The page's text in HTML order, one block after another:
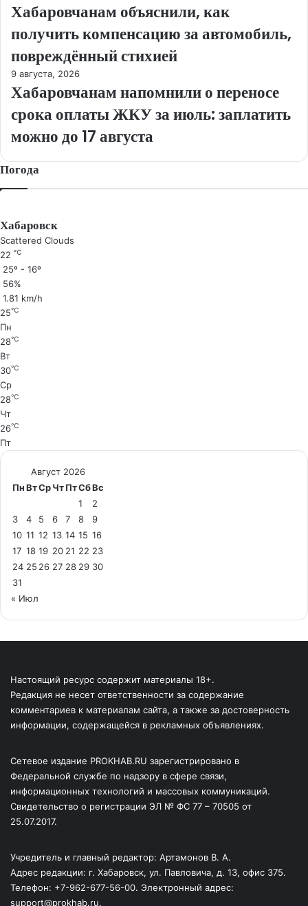
Хабаровчанам объяснили, как
получить компенсацию за автомобиль,
повреждённый стихией
9 августа, 2026
Хабаровчанам напомнили о переносе
срока оплаты ЖКУ за июль: заплатить
можно до 17 августа
Погода
Хабаровск
Scattered Clouds
22 ℃
25º - 16º
56%
1.81 km/h
25℃
Пн
28℃
Вт
30℃
Ср
28℃
Чт
26℃
Пт
Август 2026
ПнВтСрЧтПтСбВс
1
2
3
4 5 6 7 8
9
10 11 12 13 14 15 16
17 18 19 20 21 22 23
24 25 26 27 28 29 30
31
« Июл
Настоящий ресурс содержит материалы 18+.
Редакция не несет ответственности за содержание
комментариев к материалам сайта, а также за достоверность
информации, содержащейся в рекламных объявлениях.
Сетевое издание PROKHAB.RU зарегистрировано в
Федеральной службе по надзору в сфере связи,
информационных технологий и массовых коммуникаций.
Свидетельство о регистрации ЭЛ № ФС 77 – 70505 от
25.07.2017.
Учредитель и главный редактор: Артамонов В. А.
Адрес редакции: г. Хабаровск, ул. Павловича, д. 13, офис 375.
Телефон: +7-962-677-56-00. Электронный адрес:
support@prokhab.ru.